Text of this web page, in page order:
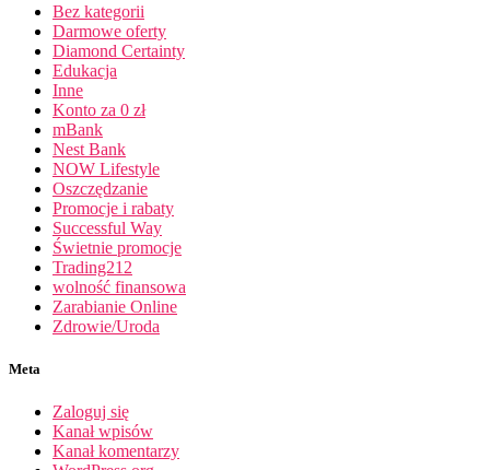
Bez kategorii
Darmowe oferty
Diamond Certainty
Edukacja
Inne
Konto za 0 zł
mBank
Nest Bank
NOW Lifestyle
Oszczędzanie
Promocje i rabaty
Successful Way
Świetnie promocje
Trading212
wolność finansowa
Zarabianie Online
Zdrowie/Uroda
Meta
Zaloguj się
Kanał wpisów
Kanał komentarzy